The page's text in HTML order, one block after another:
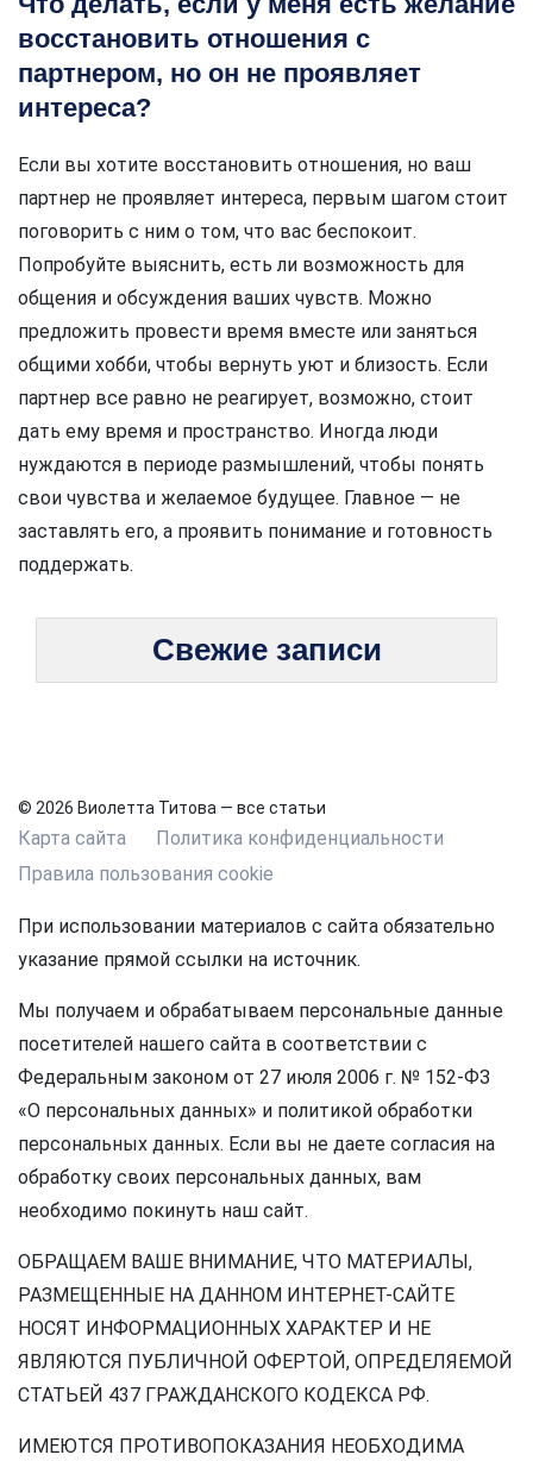
восстановить отношения с
партнером, но он не проявляет
интереса?
Если вы хотите восстановить отношения, но ваш
партнер не проявляет интереса, первым шагом стоит
поговорить с ним о том, что вас беспокоит.
Попробуйте выяснить, есть ли возможность для
общения и обсуждения ваших чувств. Можно
предложить провести время вместе или заняться
общими хобби, чтобы вернуть уют и близость. Если
партнер все равно не реагирует, возможно, стоит
дать ему время и пространство. Иногда люди
нуждаются в периоде размышлений, чтобы понять
свои чувства и желаемое будущее. Главное — не
заставлять его, а проявить понимание и готовность
поддержать.
Свежие записи
© 2026 Виолетта Титова — все статьи
Карта сайта
Политика конфиденциальности
Правила пользования cookie
При использовании материалов с сайта обязательно
указание прямой ссылки на источник.
Мы получаем и обрабатываем персональные данные
посетителей нашего сайта в соответствии с
Федеральным законом от 27 июля 2006 г. № 152-ФЗ
«О персональных данных» и политикой обработки
персональных данных. Если вы не даете согласия на
обработку своих персональных данных, вам
необходимо покинуть наш сайт.
ОБРАЩАЕМ ВАШЕ ВНИМАНИЕ, ЧТО МАТЕРИАЛЫ,
РАЗМЕЩЕННЫЕ НА ДАННОМ ИНТЕРНЕТ-САЙТЕ
НОСЯТ ИНФОРМАЦИОННЫХ ХАРАКТЕР И НЕ
ЯВЛЯЮТСЯ ПУБЛИЧНОЙ ОФЕРТОЙ, ОПРЕДЕЛЯЕМОЙ
СТАТЬЕЙ 437 ГРАЖДАНСКОГО КОДЕКСА РФ.
ИМЕЮТСЯ ПРОТИВОПОКАЗАНИЯ НЕОБХОДИМА